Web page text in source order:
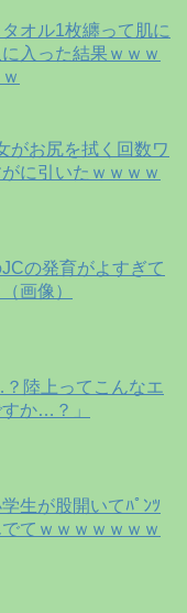
オル1枚纏って肌に
入った結果ｗｗｗ
がお尻を拭く回数ワ
に引いたｗｗｗｗ
の発育がよすぎて
画像）
陸上ってこんなエ
か…？」
生が股開いてﾊﾟﾝﾂ
てｗｗｗｗｗｗｗ